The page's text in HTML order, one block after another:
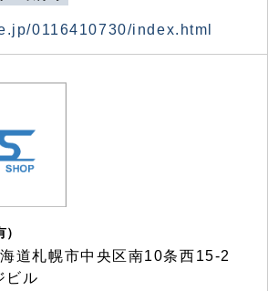
0116410730/index.html
道札幌市中央区南10条西15-2
ル